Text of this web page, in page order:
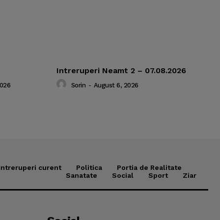
Intreruperi Neamt 2 – 07.08.2026
Sorin - August 6, 2026
curent Politica
Portia de Realitate
Sanatate
Social Sport Ziar